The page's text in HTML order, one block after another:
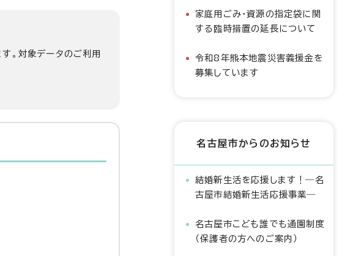
す。対象データのご利用
家庭用ごみ・資源の指定袋に関
する臨時措置の延長について
令和8年熊本地震災害義援金を
募集しています
名古屋市からのお知らせ
結婚新生活を応援します！―名
古屋市結婚新生活応援事業―
名古屋市こども誰でも通園制度
（保護者の方へのご案内）